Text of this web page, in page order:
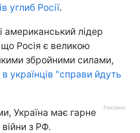
углиб Росії.
американський лідер
Росія є великою
збройними силами,
українців "справи йдуть
Україна має гарне
з РФ.